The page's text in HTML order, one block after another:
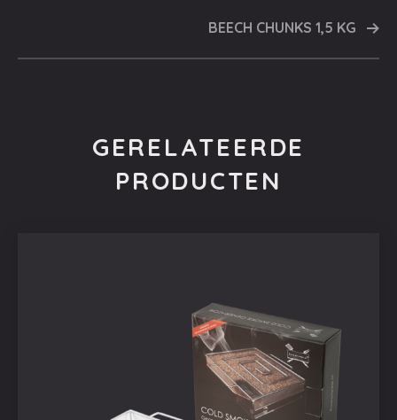
BEECH CHUNKS 1,5 KG
GERELATEERDE
PRODUCTEN